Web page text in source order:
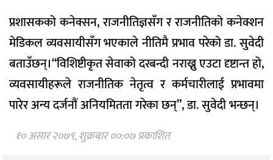
प्रशासकको कनेक्सन, राजनीतिज्ञसँग र राजनीतिको कनेक्शन
मेडिकल व्यवसायीसँग भएकाले नीतिमै प्रभाव परेको डा. सुवेदी
बताउँछन्।“विशिष्टीकृत सेवाको दरबन्दी नराख्नु एउटा दृष्टान्त हो,
व्यवसायीहरूले राजनीतिक नेतृत्व र कर्मचारीलाई प्रभावमा
पारेर अन्य दर्जनौं अनियमितता गरेका छन्”, डा. सुवेदी भन्छन्।
१० असार २०७९, शुक्रबार ००:०७ प्रकाशित